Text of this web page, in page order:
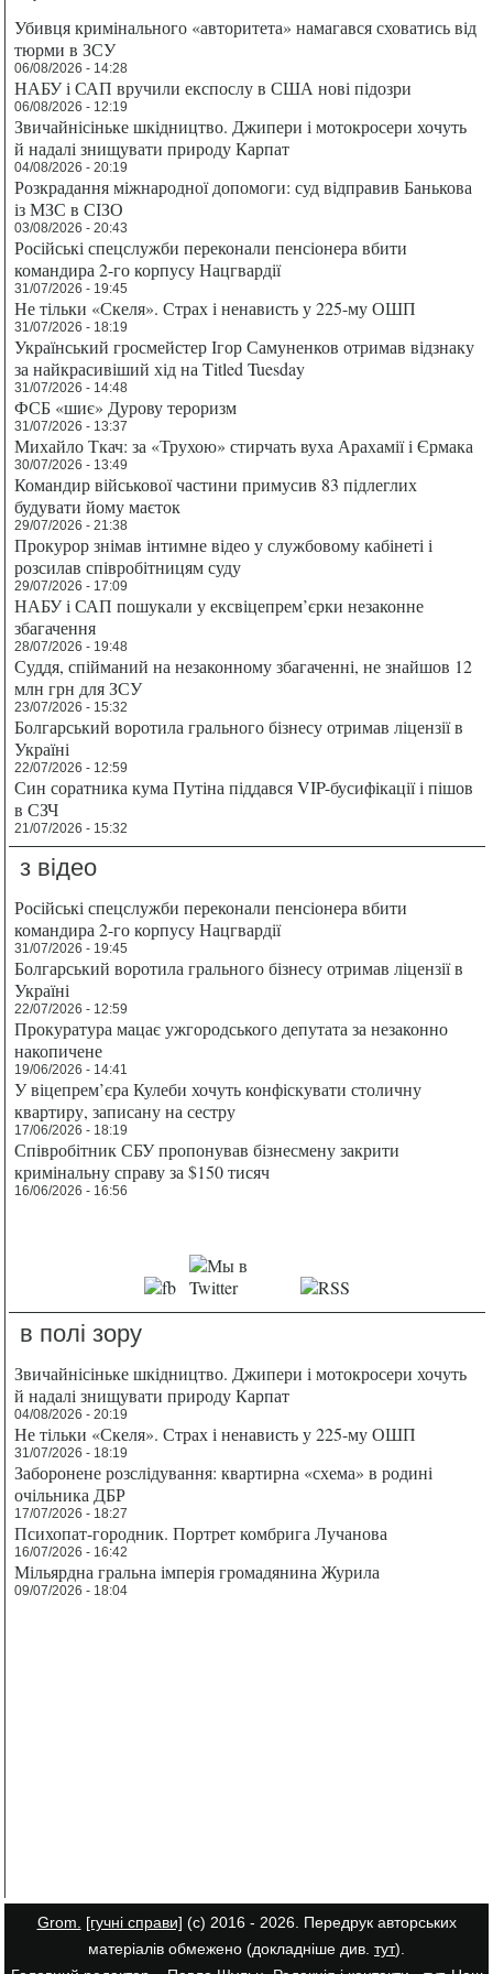
Убивця кримінального «авторитета» намагався сховатись від
тюрми в ЗСУ
06/08/2026 - 14:28
НАБУ і САП вручили експослу в США нові підозри
06/08/2026 - 12:19
Звичайнісіньке шкідництво. Джипери і мотокросери хочуть
й надалі знищувати природу Карпат
04/08/2026 - 20:19
Розкрадання міжнародної допомоги: суд відправив Банькова
із МЗС в СІЗО
03/08/2026 - 20:43
Російські спецслужби переконали пенсіонера вбити
командира 2-го корпусу Нацгвардії
31/07/2026 - 19:45
Не тільки «Скеля». Страх і ненависть у 225-му ОШП
31/07/2026 - 18:19
Український гросмейстер Ігор Самуненков отримав відзнаку
за найкрасивіший хід на Titled Tuesday
31/07/2026 - 14:48
ФСБ «шиє» Дурову тероризм
31/07/2026 - 13:37
Михайло Ткач: за «Трухою» стирчать вуха Арахамії і Єрмака
30/07/2026 - 13:49
Командир військової частини примусив 83 підлеглих
будувати йому маєток
29/07/2026 - 21:38
Прокурор знімав інтимне відео у службовому кабінеті і
розсилав співробітницям суду
29/07/2026 - 17:09
НАБУ і САП пошукали у ексвіцепрем’єрки незаконне
збагачення
28/07/2026 - 19:48
Суддя, спійманий на незаконному збагаченні, не знайшов 12
млн грн для ЗСУ
23/07/2026 - 15:32
Болгарський воротила грального бізнесу отримав ліцензії в
Україні
22/07/2026 - 12:59
Син соратника кума Путіна піддався VIP-бусифікації і пішов
в СЗЧ
21/07/2026 - 15:32
з відео
Російські спецслужби переконали пенсіонера вбити
командира 2-го корпусу Нацгвардії
31/07/2026 - 19:45
Болгарський воротила грального бізнесу отримав ліцензії в
Україні
22/07/2026 - 12:59
Прокуратура мацає ужгородського депутата за незаконно
накопичене
19/06/2026 - 14:41
У віцепрем’єра Кулеби хочуть конфіскувати столичну
квартиру, записану на сестру
17/06/2026 - 18:19
Співробітник СБУ пропонував бізнесмену закрити
кримінальну справу за $150 тисяч
16/06/2026 - 16:56
в полі зору
Звичайнісіньке шкідництво. Джипери і мотокросери хочуть
й надалі знищувати природу Карпат
04/08/2026 - 20:19
Не тільки «Скеля». Страх і ненависть у 225-му ОШП
31/07/2026 - 18:19
Заборонене розслідування: квартирна «схема» в родині
очільника ДБР
17/07/2026 - 18:27
Психопат-городник. Портрет комбрига Лучанова
16/07/2026 - 16:42
Мільярдна гральна імперія громадянина Журила
09/07/2026 - 18:04
Grom. [гучні справи] (с) 2016 - 2026. Передрук авторських
матеріалів обмежено (докладніше див. тут).